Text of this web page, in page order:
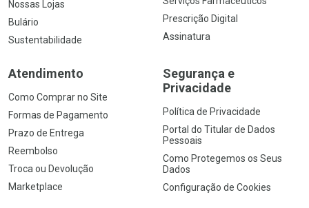
Nossas Lojas
Bulário
Sustentabilidade
Prescrição Digital
Assinatura
Atendimento
Como Comprar no Site
Formas de Pagamento
Prazo de Entrega
Reembolso
Troca ou Devolução
Marketplace
Segurança e
Privacidade
Política de Privacidade
Portal do Titular de Dados
Pessoais
Como Protegemos os Seus
Dados
Configuração de Cookies